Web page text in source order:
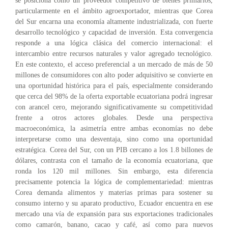
particularmente en el ámbito agroexportador, mientras que Corea
del Sur encarna una economía altamente industrializada, con fuerte
desarrollo tecnológico y capacidad de inversión. Esta convergencia
responde a una lógica clásica del comercio internacional: el
intercambio entre recursos naturales y valor agregado tecnológico.
En este contexto, el acceso preferencial a un mercado de más de 50
millones de consumidores con alto poder adquisitivo se convierte en
una oportunidad histórica para el país, especialmente considerando
que cerca del 98% de la oferta exportable ecuatoriana podrá ingresar
con arancel cero, mejorando significativamente su competitividad
frente a otros actores globales. Desde una perspectiva
macroeconómica, la asimetría entre ambas economías no debe
interpretarse como una desventaja, sino como una oportunidad
estratégica. Corea del Sur, con un PIB cercano a los 1.8 billones de
dólares, contrasta con el tamaño de la economía ecuatoriana, que
ronda los 120 mil millones. Sin embargo, esta diferencia
precisamente potencia la lógica de complementariedad: mientras
Corea demanda alimentos y materias primas para sostener su
consumo interno y su aparato productivo, Ecuador encuentra en ese
mercado una vía de expansión para sus exportaciones tradicionales
como camarón, banano, cacao y café, así como para nuevos